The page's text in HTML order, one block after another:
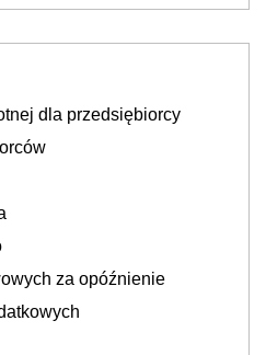
dla przedsiębiorcy
za opóźnienie